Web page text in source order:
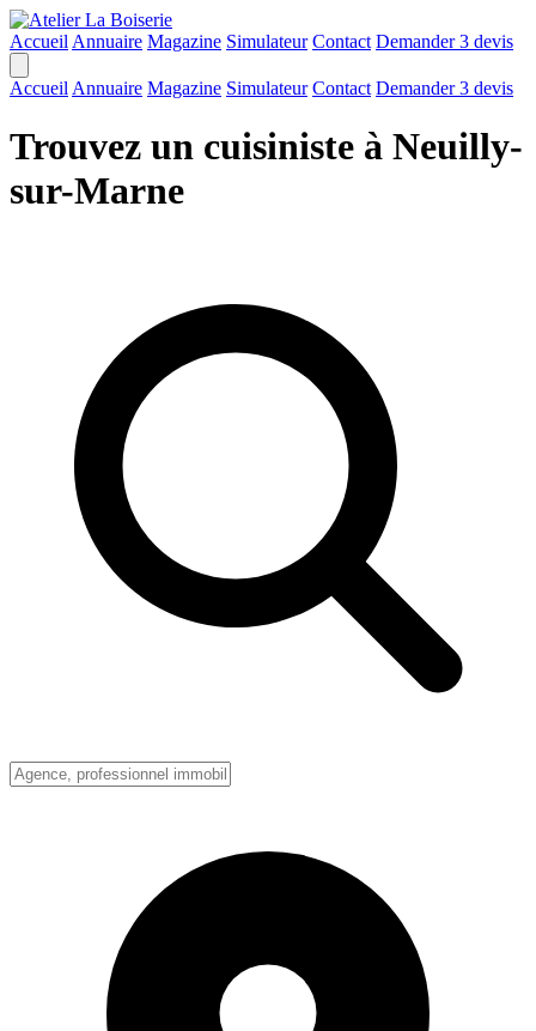
Accueil Annuaire Magazine Simulateur Contact Demander 3 devis
Accueil Annuaire Magazine Simulateur Contact Demander 3 devis
Trouvez un cuisiniste à Neuilly-
sur-Marne